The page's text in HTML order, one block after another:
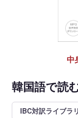
中
韓国語で読
IBC対訳ライブラ